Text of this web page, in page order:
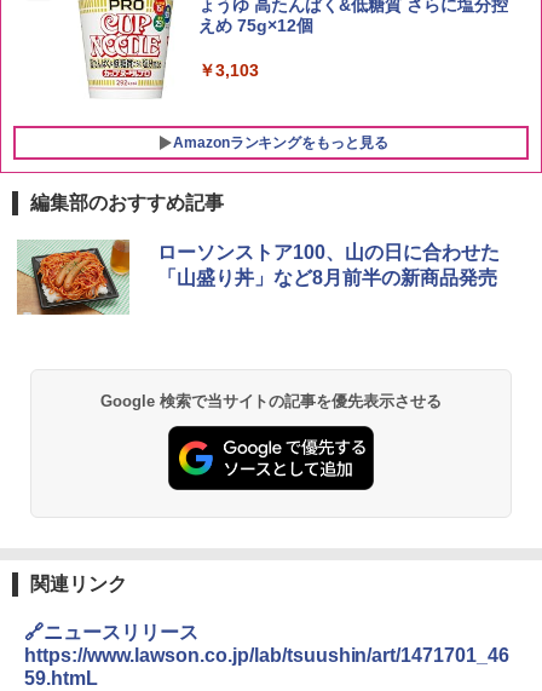
￥3,396
【中元 ギフト プレゼント 贈り物に】
￥4,402
ょうゆ 高たんぱく&低糖質 さらに塩分控
えめ 75g×12個
￥3,103
Amazonランキングをもっと見る
1
[山善] スチームオーブンレンジ 25L 一人
暮らし 二人暮らし フラットテーブル ス
チーム調理 自動メニュー19種搭載 角皿
シャープ 過熱水蒸気 オーブンレンジ 23
L 1段調理 ブラック RE-WF232-B シンプ
ル操作 コンパクト 一人暮らし 二人暮ら
3
編集部のおすすめ記事
ローソンストア100、山の日に合わせた
「山盛り丼」など8月前半の新商品発売
Google 検索で当サイトの記事を優先表示させる
関連リンク
🔗ニュースリリース
https://www.lawson.co.jp/lab/tsuushin/art/1471701_46
59.htmL